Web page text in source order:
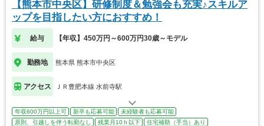
【熊本市中央区】研修制度＆勉強会も充実♪スキルア
ップを目指したい方におすすめ！
給与 【年収】450万円～600万円30歳～モデル
勤務地 熊本県 熊本市中央区
アクセス ＪＲ豊肥本線 水前寺駅
年収600万円以上可 新卒も応募可能
未経験者も応募可能
原則、引越しを伴う転勤なし
残業月10ｈ以下
住宅補助（手当）あり